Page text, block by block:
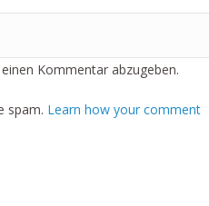
Kommentar abzugeben.
spam. Learn how your comment